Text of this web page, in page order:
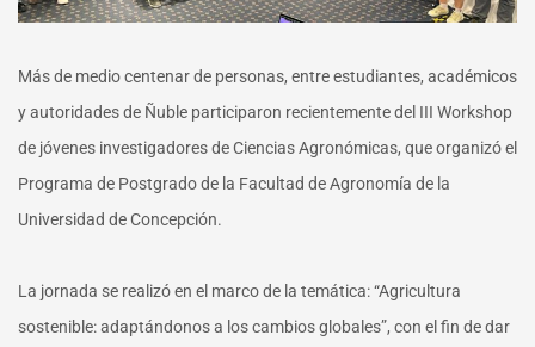
Más de medio centenar de personas, entre estudiantes, académicos
y autoridades de Ñuble participaron recientemente del III Workshop
de jóvenes investigadores de Ciencias Agronómicas, que organizó el
Programa de Postgrado de la Facultad de Agronomía de la
Universidad de Concepción.
La jornada se realizó en el marco de la temática: “Agricultura
sostenible: adaptándonos a los cambios globales”, con el fin de dar